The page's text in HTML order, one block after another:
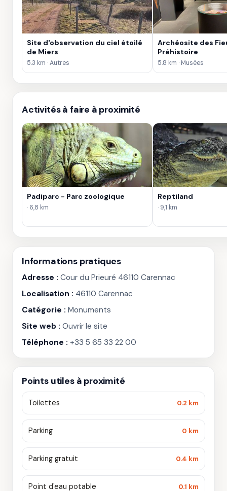
Site d'observation du ciel étoilé
de Miers
5.3 km · Autres
Archéosite des
Préhistoire
5.8 km · Musées
Activités à faire à proximité
Padiparc - Parc zoologique
· 6,8 km
Reptiland
· 9,1 km
Informations pratiques
Adresse : Cour du Prieuré 46110 Carennac
Localisation : 46110 Carennac
Catégorie : Monuments
Site web : Ouvrir le site
Téléphone : +33 5 65 33 22 00
Points utiles à proximité
Toilettes 0.2 km
Parking 0 km
Parking gratuit 0.4 km
Point d'eau potable 0.1 km